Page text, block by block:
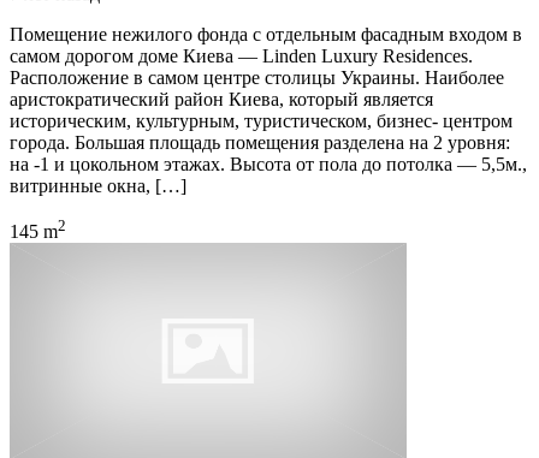
Помещение нежилого фонда с отдельным фасадным входом в
самом дорогом доме Киева — Linden Luxury Residences.
Расположение в самом центре столицы Украины. Наиболее
аристократический район Киева, который является
историческим, культурным, туристическом, бизнес- центром
города. Большая площадь помещения разделена на 2 уровня:
на -1 и цокольном этажах. Высота от пола до потолка — 5,5м.,
витринные окна, […]
145 m2